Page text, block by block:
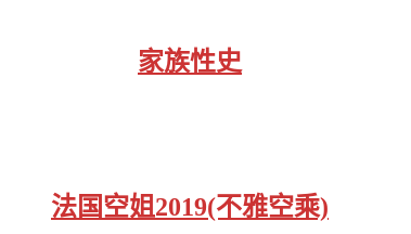
家族性史
法国空姐2019(不雅空乘)